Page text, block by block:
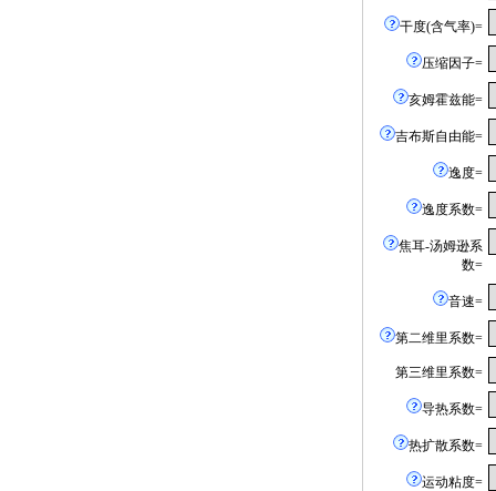
干度(含气率)=
压缩因子=
亥姆霍兹能=
吉布斯自由能=
逸度=
逸度系数=
焦耳-汤姆逊系
数=
音速=
第二维里系数=
第三维里系数=
导热系数=
热扩散系数=
运动粘度=